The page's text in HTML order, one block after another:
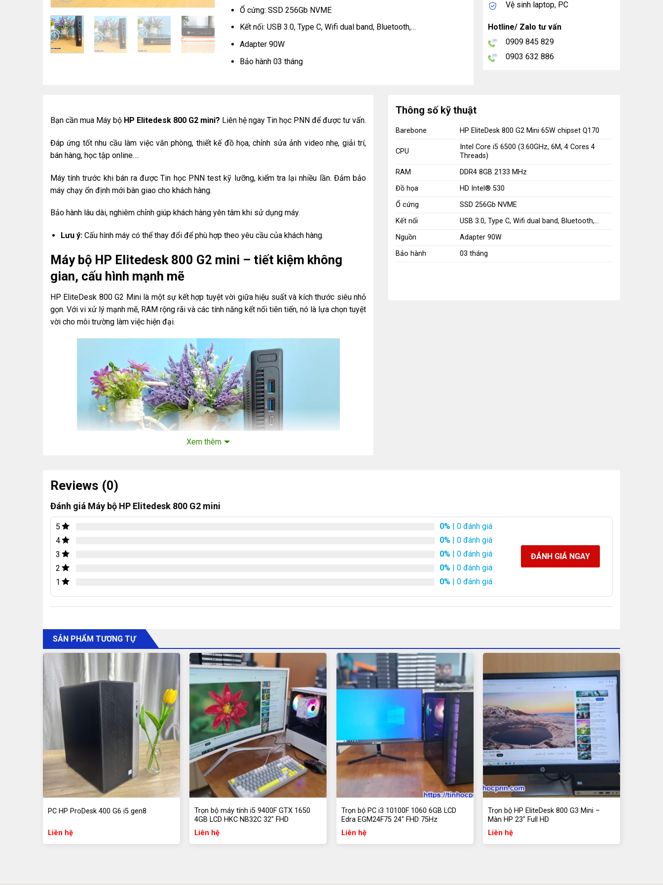
Ổ cứng: SSD 256Gb NVME
Kết nối: USB 3.0, Type C, Wifi dual band, Bluetooth,…
Adapter 90W
Bảo hành 03 tháng
Vệ sinh laptop, PC
Hotline/ Zalo tư vấn
0909 845 829
0903 632 886
Bạn cần mua Máy bộ HP Elitedesk 800 G2 mini? Liên hệ ngay Tin học PNN để được tư vấn.
Đáp ứng tốt nhu cầu làm việc văn phòng, thiết kế đồ họa, chỉnh sửa ảnh video nhẹ, giải trí,
bán hàng, học tập online….
Máy tính trước khi bán ra được Tin học PNN test kỹ lưỡng, kiểm tra lại nhiều lần. Đảm bảo
máy chạy ổn định mới bàn giao cho khách hàng.
Bảo hành lâu dài, nghiêm chỉnh giúp khách hàng yên tâm khi sử dụng máy.
Lưu ý:Cấu hình máy có thể thay đổi để phù hợp theo yêu cầu của khách hàng.
Máy bộ HP Elitedesk 800 G2 mini – tiết kiệm không
gian, cấu hình mạnh mẽ
HP EliteDesk 800 G2 Mini là một sự kết hợp tuyệt vời giữa hiệu suất và kích thước siêu nhỏ
gọn. Với vi xử lý mạnh mẽ, RAM rộng rãi và các tính năng kết nối tiên tiến, nó là lựa chọn tuyệt
vời cho môi trường làm việc hiện đại.
Hiệu suất và xử lý:
Với CPU Intel Core i5 6500 4 lõi 4 luồng hoạt động ở tốc độ 3.60GHz, HP EliteDesk 800 G2
Mini mang lại hiệu suất đáng tin cậy cho tất cả các tác vụ văn phòng hàng ngày của bạn.
Bộ nhớ RAM DDR4:
8GB RAM DDR4 2133 MHz đảm bảo khả năng xử lý nhanh chóng và mượt mà. Bộ nhớ RAM
rộng rãi giúp hỗ trợ nhiều ứng dụng cùng lúc mà không gây giật lag.
Đồ họa chất lượng:
Đồ họa HD Intel 530 cung cấp chất lượng hình ảnh rõ ràng, đáp ứng nhu cầu về đồ họa cơ
bản và xem video.
Tốc Độ SSD NVME:
SSD 256GB NVME giúp máy tính hoạt động nhanh chóng và đảm bảo thời gian khởi động
ngắn ngay từ lần đầu.
HP EliteDesk 800 G2 Mini được trang bị một loạt cổng kết nối như USB 3.0, Type C, Wifi dual
Xem thêm
Thông số kỹ thuật
Barebone HP EliteDesk 800 G2 Mini 65W chipset Q170
CPU
Intel Core i5 6500 (3.60GHz, 6M, 4 Cores 4
Threads)
RAM
DDR4 8GB 2133 MHz
Đồ họa
HD Intel® 530
Ổ cứng
SSD 256Gb NVME
Kết nối
USB 3.0, Type C, Wifi dual band, Bluetooth,…
Nguồn
Adapter 90W
Bảo hành
03 tháng
Reviews (0)
Đánh giá Máy bộ HP Elitedesk 800 G2 mini
5 0% | 0 đánh giá
4
0% | 0 đánh giá
3
0% | 0 đánh giá
2
0% | 0 đánh giá
1
0% | 0 đánh giá
ĐÁNH GIÁ NGAY
SẢN PHẨM TƯƠNG TỰ
PC HP ProDesk 400 G6 i5 gen8
Liên hệ
Trọn bộ máy tính i5 9400F GTX 1650
4GB LCD HKC NB32C 32″ FHD
Liên hệ
Trọn bộ PC i3 10100F 1060 6GB LCD
Edra EGM24F75 24″ FHD 75Hz
Liên hệ
Trọn bộ HP EliteDesk 800 G3 Mini –
Màn HP 23″ Full HD
Liên hệ